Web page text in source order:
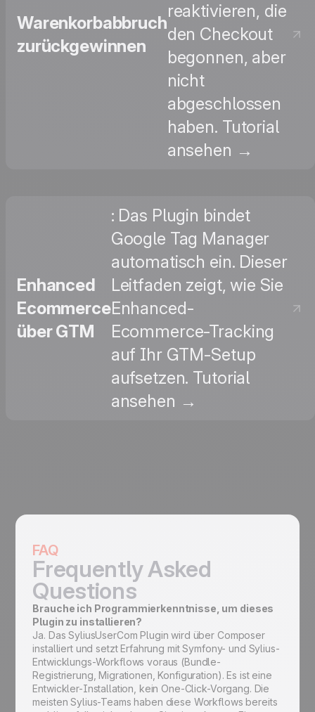
Warenkorbabbruch
zurückgewinnen
reaktivieren, die
den Checkout
begonnen, aber
nicht
abgeschlossen
haben. Tutorial
ansehen →
Enhanced
Ecommerce
über GTM
: Das Plugin bindet
Google Tag Manager
automatisch ein. Dieser
Leitfaden zeigt, wie Sie
Enhanced-
Ecommerce-Tracking
auf Ihr GTM-Setup
aufsetzen. Tutorial
ansehen →
FAQ
Frequently Asked
Questions
Brauche ich Programmierkenntnisse, um dieses
Plugin zu installieren?
Ja. Das SyliusUserCom Plugin wird über Composer
installiert und setzt Erfahrung mit Symfony- und Sylius-
Entwicklungs-Workflows voraus (Bundle-
Registrierung, Migrationen, Konfiguration). Es ist eine
Entwickler-Installation, kein One-Click-Vorgang. Die
meisten Sylius-Teams haben diese Workflows bereits